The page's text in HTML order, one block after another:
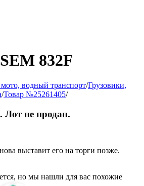
832F
водный транспорт/Грузовики,
/Товар №25261405/
Лот не продан.
выставит его на торги позже.
но мы нашли для вас похожие